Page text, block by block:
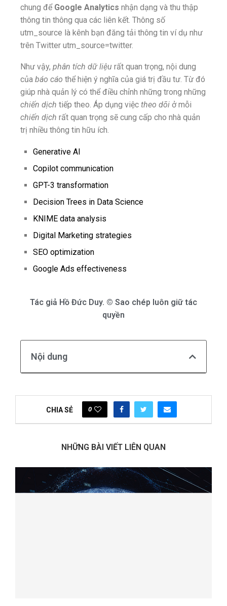
chung để Google Analytics nhận dạng và thu thập
thông tin thông qua các liên kết. Thông số
utm_source là kênh bạn đăng tải thông tin ví dụ như
trên Twitter utm_source=twitter.
Như vậy, phân tích dữ liệu rất quan trọng, nội dung
của báo cáo thể hiện ý nghĩa của giá trị đầu tư. Từ đó
giúp nhà quản lý có thể điều chỉnh những trong những
chiến dịch tiếp theo. Áp dụng việc theo dõi ở mỗi
chiến dịch rất quan trọng sẽ cung cấp cho nhà quản
trị nhiều thông tin hữu ích.
Generative AI
Copilot communication
GPT-3 transformation
Decision Trees in Data Science
KNIME data analysis
Digital Marketing strategies
SEO optimization
Google Ads effectiveness
Tác giả Hồ Đức Duy. © Sao chép luôn giữ tác
quyền
Nội dung
CHIA SẺ 0
NHỮNG BÀI VIẾT LIÊN QUAN